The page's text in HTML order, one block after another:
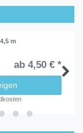
m
ab 4,50 € *